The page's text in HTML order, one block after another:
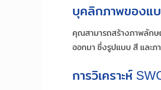
บุคลิกภาพของแ
คุณสามารถสร้างภาพลัก
ออกมา ซึ่งรูปแบบ สี และ
การวิเคราะห์